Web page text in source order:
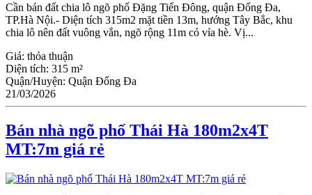
Cần bán đất chia lô ngõ phố Đặng Tiến Đông, quận Đống Đa,
TP.Hà Nội.- Diện tích 315m2 mặt tiền 13m, hướng Tây Bắc, khu
chia lô nên đất vuông vắn, ngõ rộng 11m có vỉa hè. Vị...
Giá: thỏa thuận
Diện tích: 315 m²
Quận/Huyện: Quận Đống Đa
21/03/2026
Bán nhà ngõ phố Thái Hà 180m2x4T
MT:7m giá rẻ